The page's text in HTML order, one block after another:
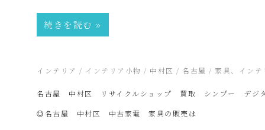
み
続きを読む
2026年4月2日
インテリア / インテリア小物 / 中村区 / 名古屋 / 家具、インテ
名古屋 中村区 リサイクルショップ 買取 シンプー デジ
◎名古屋 中村区 中古家電 家具の販売は